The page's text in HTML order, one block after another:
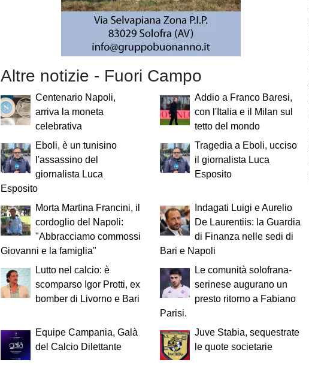
Altre notizie - Fuori Campo
Centenario Napoli,
arriva la moneta
celebrativa
Addio a Franco Baresi,
con l'Italia e il Milan sul
tetto del mondo
Eboli, è un tunisino
l'assassino del
giornalista Luca
Esposito
Tragedia a Eboli, ucciso
il giornalista Luca
Esposito
Morta Martina Francini, il
cordoglio del Napoli:
"Abbracciamo commossi
Giovanni e la famiglia"
Indagati Luigi e Aurelio
De Laurentiis: la Guardia
di Finanza nelle sedi di
Bari e Napoli
Lutto nel calcio: è
scomparso Igor Protti, ex
bomber di Livorno e Bari
Le comunità solofrana-
serinese augurano un
presto ritorno a Fabiano
Parisi.
Equipe Campania, Galà
del Calcio Dilettante
Juve Stabia, sequestrate
le quote societarie